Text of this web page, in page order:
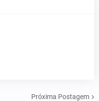
Próxima Postagem